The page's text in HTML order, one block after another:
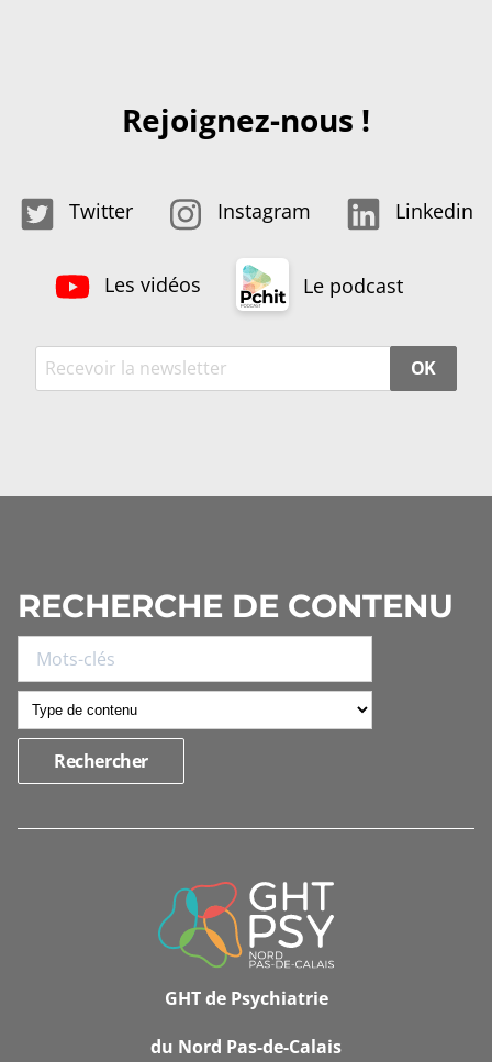
Rejoignez-nous !
Twitter Instagram Linkedin
Les vidéos Le podcast
OK
RECHERCHE DE CONTENU
INFORMATIONS
GHT de Psychiatrie
du Nord Pas-de-Calais